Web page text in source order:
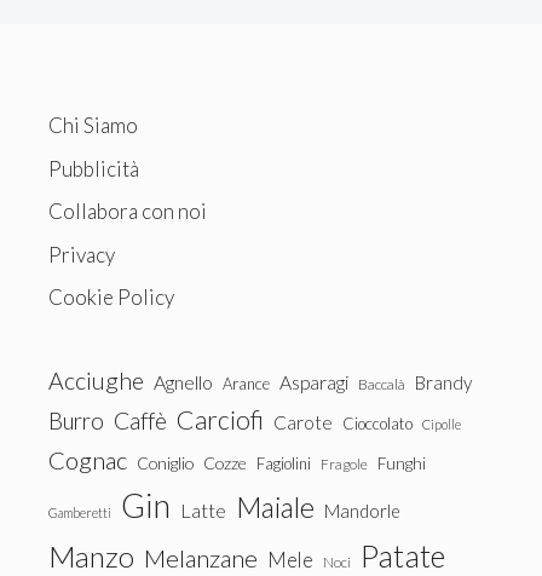
Chi Siamo
Pubblicità
Collabora con noi
Privacy
Cookie Policy
Acciughe Agnello Arance Asparagi Baccalà Brandy
Burro Caffè Carciofi Carote Cioccolato Cipolle
Cognac Coniglio Cozze Fagiolini Fragole Funghi
Gamberetti Gin Latte Maiale Mandorle
Manzo Melanzane Mele Noci Patate